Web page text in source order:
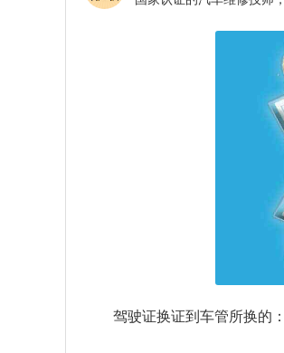
驾驶证换证到车管所换的：